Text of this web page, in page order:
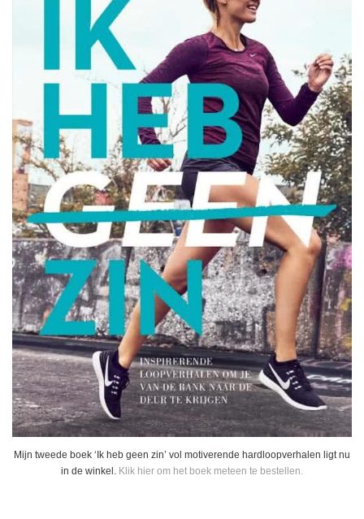
Mijn tweede boek ‘Ik heb geen zin’ vol motiverende hardloopverhalen ligt nu
in de winkel. Klik hier om het boek meteen te bestellen.